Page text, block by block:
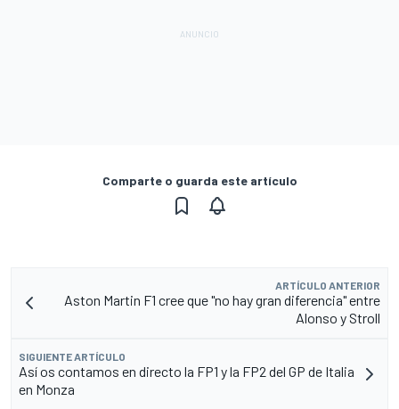
Comparte o guarda este artículo
ARTÍCULO ANTERIOR
Aston Martin F1 cree que "no hay gran diferencia" entre
Alonso y Stroll
SIGUIENTE ARTÍCULO
Así os contamos en directo la FP1 y la FP2 del GP de Italia
en Monza